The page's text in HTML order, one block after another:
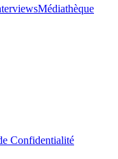
Médiathèque
Confidentialité